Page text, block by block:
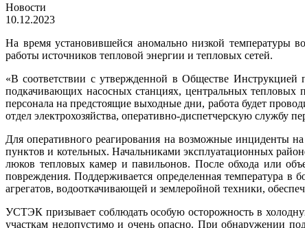
Новости
10.12.2023
На время установившейся аномально низкой температуры
работы источников тепловой энергии и тепловых сетей.
«В соответствии с утвержденной в Обществе
подкачивающих насосных станциях, центральных тепловых
персонала на предстоящие выходные дни, работа будет
отдел электрохозяйства, оперативно-диспетчерскую
Для оперативного реагирования на возможные инциденты
пунктов и котельных. Начальниками эксплуатационных
люков тепловых камер и павильонов. После обхода или
повреждения. Поддерживается определенная температура в
агрегатов, водооткачивающей и землеройной техники,
УСТЭК призывает соблюдать особую осторожность в
участкам недопустимо и очень опасно. При обнаружении